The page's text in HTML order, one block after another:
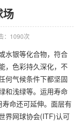
场
：1090次
银等化合物，符合
，色彩持久深化，不
何气候条件下都坚固
和浅绿等。运用寿命
命还可延伸。面层有
界网球协会(ITF)认可